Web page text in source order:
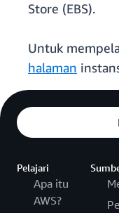
Store (EBS).
Untuk
halaman
Pelajari
Apa itu
AWS?